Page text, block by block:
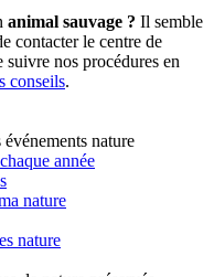
animal sauvage ? Il semble
contacter le centre de
suivre nos procédures en
conseils.
nature
année
nature
nature